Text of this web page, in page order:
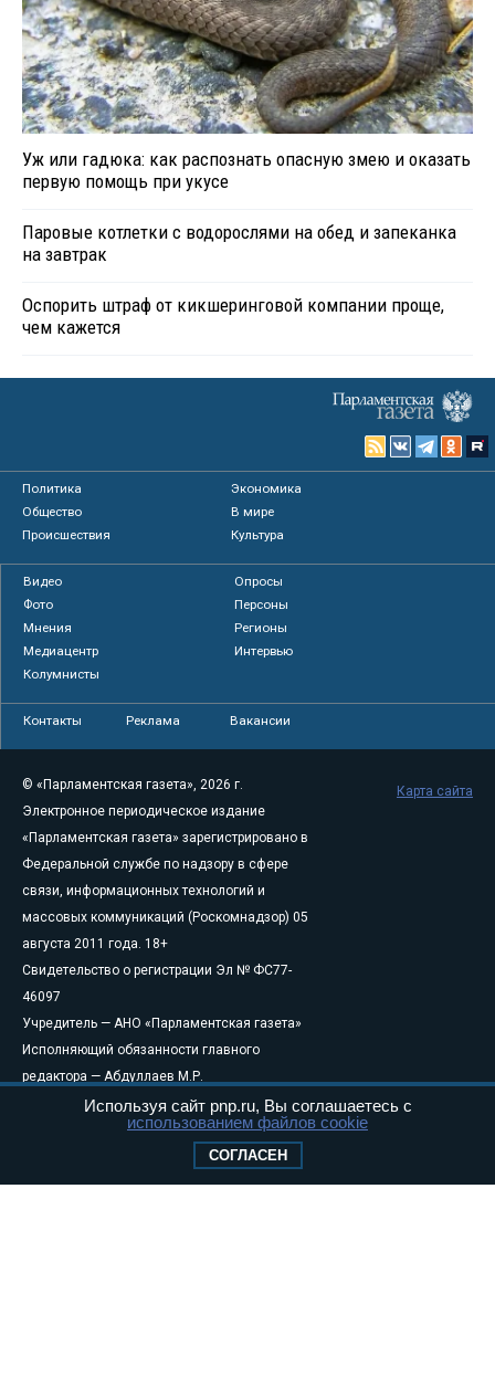
Уж или гадюка: как распознать опасную змею и оказать
первую помощь при укусе
Паровые котлетки с водорослями на обед и запеканка
на завтрак
Оспорить штраф от кикшеринговой компании проще,
чем кажется
Политика
Экономика
Общество
В мире
Происшествия
Культура
Видео
Опросы
Фото
Персоны
Мнения
Регионы
Медиацентр
Интервью
Колумнисты
Контакты Реклама Вакансии
© «Парламентская газета», 2026 г.
Электронное периодическое издание
«Парламентская газета» зарегистрировано в
Федеральной службе по надзору в сфере
связи, информационных технологий и
массовых коммуникаций (Роскомнадзор) 05
августа 2011 года. 18+
Свидетельство о регистрации Эл № ФС77-
46097
Учредитель — АНО «Парламентская газета»
Исполняющий обязанности главного
редактора — Абдуллаев М.Р.
Тел.: +7 (495) 637–69–79 E-mail:pg@pnp.ru
Федерального Собрания РФ. Издается с 1997 года. Учредители
Карта сайта
Используя сайт pnp.ru, Вы соглашаетесь с
использованием файлов cookie
СОГЛАСЕН